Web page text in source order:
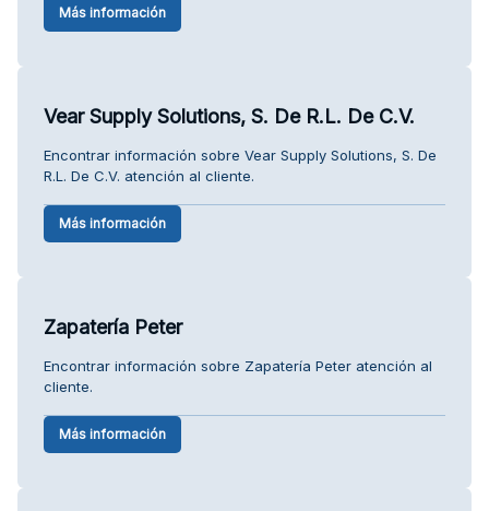
Más información
Vear Supply Solutions, S. De R.L. De C.V.
Encontrar información sobre Vear Supply Solutions, S. De
R.L. De C.V. atención al cliente.
Más información
Zapatería Peter
Encontrar información sobre Zapatería Peter atención al
cliente.
Más información